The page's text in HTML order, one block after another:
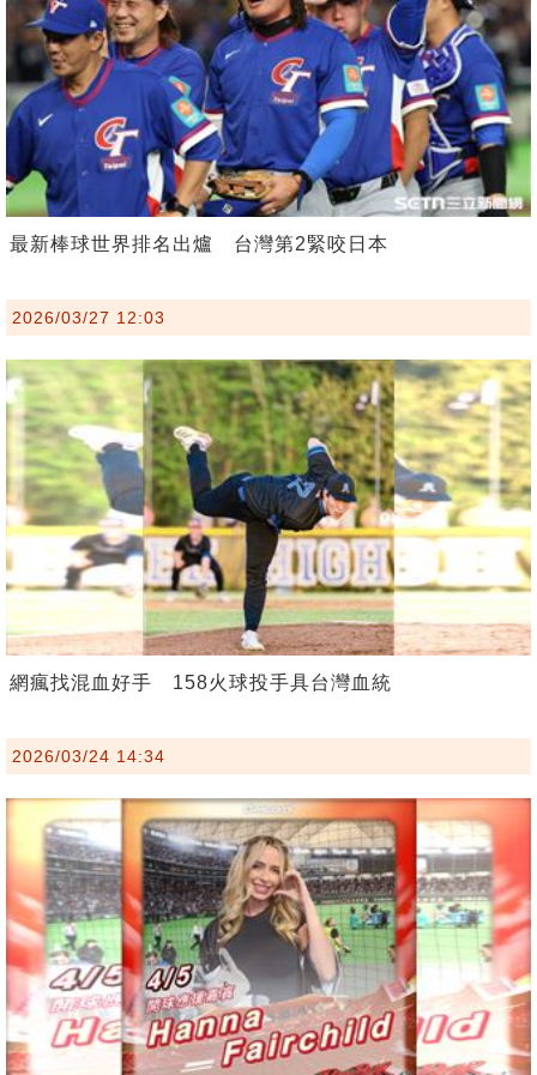
最新棒球世界排名出爐 台灣第2緊咬日本
2026/03/27 12:03
網瘋找混血好手 158火球投手具台灣血統
2026/03/24 14:34